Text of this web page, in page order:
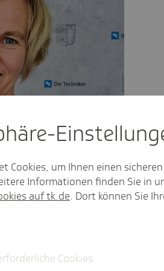
in der TK-Landesvertretung
die Gründe für dieses Ergebnis
bestehen gerade für ein
Cookies, um Ihnen einen
Informationen finden Sie in
auf tk.de. Dort können Sie
Cookies